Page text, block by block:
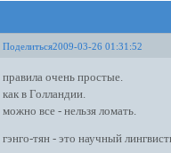
Поделиться2009-03-26 01:31:52
правила очень простые.
как в Голландии.
можно все - нельзя ломать.
гэнго-тян - это научный